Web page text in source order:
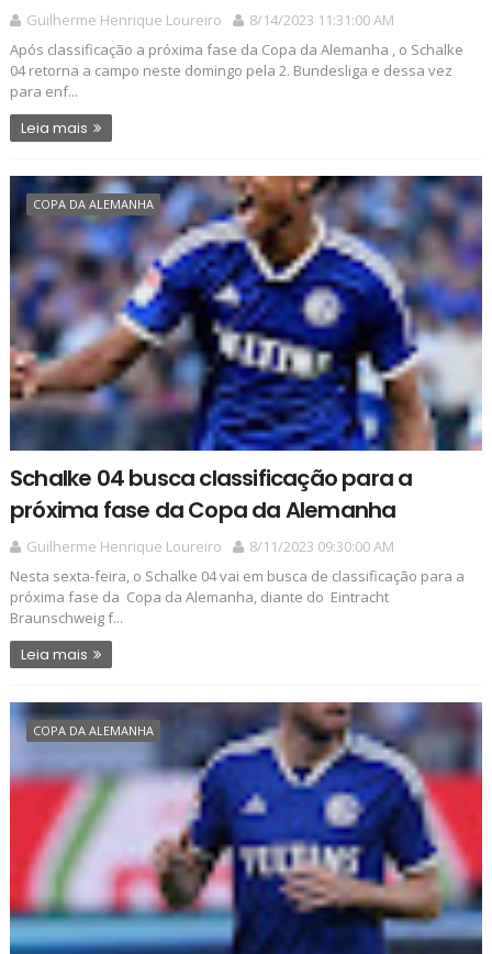
Guilherme Henrique Loureiro
8/14/2023 11:31:00 AM
Após classificação a próxima fase da Copa da Alemanha , o Schalke
04 retorna a campo neste domingo pela 2. Bundesliga e dessa vez
para enf...
Leia mais
COPA DA ALEMANHA
Schalke 04 busca classificação para a
próxima fase da Copa da Alemanha
Guilherme Henrique Loureiro
8/11/2023 09:30:00 AM
Nesta sexta-feira, o Schalke 04 vai em busca de classificação para a
próxima fase da Copa da Alemanha, diante do Eintracht
Braunschweig f...
Leia mais
COPA DA ALEMANHA